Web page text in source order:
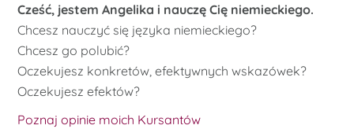
Cześć, jestem Angelika i nauczę Cię niemieckiego.
Chcesz nauczyć się języka niemieckiego?
Chcesz go polubić?
Oczekujesz konkretów, efektywnych wskazówek?
Oczekujesz efektów?
Poznaj opinie moich Kursantów